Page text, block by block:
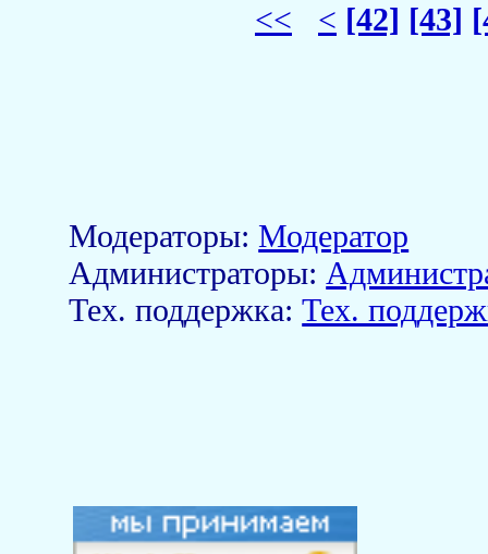
<< < [42] [43]
Модераторы:Модератор
Aдминистраторы:
Тех. поддержка:Тех.